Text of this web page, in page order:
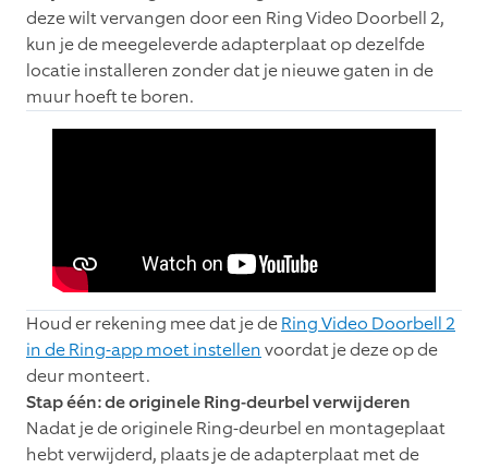
deze wilt vervangen door een Ring Video Doorbell 2,
kun je de meegeleverde adapterplaat op dezelfde
locatie installeren zonder dat je nieuwe gaten in de
muur hoeft te boren.
Houd er rekening mee dat je deRing Video Doorbell 2
in de Ring-app moet instellenvoordat je deze op de
deur monteert.
Stap één: de originele Ring-deurbel verwijderen
Nadat je de originele Ring-deurbel en montageplaat
hebt verwijderd, plaats je de adapterplaat met de